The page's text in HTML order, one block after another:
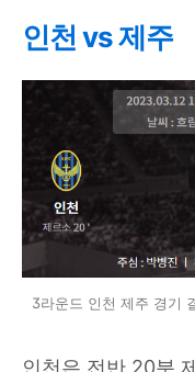
인천 vs 제주
3라운드 인천 제주 경기
인천은 전반 20분